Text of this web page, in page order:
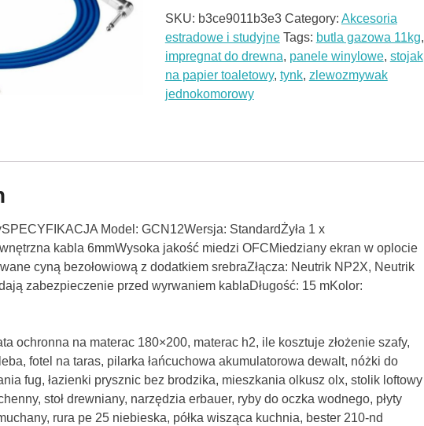
SKU: b3ce9011b3e3 Category: Akcesoria
estradowe i studyjne Tags: butla gazowa 11kg,
impregnat do drewna, panele winylowe, stojak
na papier toaletowy, tynk, zlewozmywak
jednokomorowy
Model: GCN12Wersja: StandardŻyła 1 x
kabla 6mmWysoka jakość miedzi OFCMiedziany ekran w oplocie
cyną bezołowiową z dodatkiem srebraZłącza: Neutrik NP2X, Neutrik
zabezpieczenie przed wyrwaniem kablaDługość: 15 mKolor:
ochronna na materac 180×200, materac h2, ile kosztuje złożenie szafy,
fotel na taras, pilarka łańcuchowa akumulatorowa dewalt, nóżki do
fug, łazienki prysznic bez brodzika, mieszkania olkusz olx, stolik loftowy
stoł drewniany, narzędzia erbauer, ryby do oczka wodnego, płyty
rura pe 25 niebieska, półka wisząca kuchnia, bester 210-nd